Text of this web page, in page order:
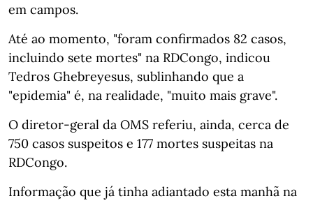
em campos.
Até ao momento, "foram confirmados 82 casos,
incluindo sete mortes" na RDCongo, indicou
Tedros Ghebreyesus, sublinhando que a
"epidemia" é, na realidade, "muito mais grave".
O diretor-geral da OMS referiu, ainda, cerca de
750 casos suspeitos e 177 mortes suspeitas na
RDCongo.
Informação que já tinha adiantado esta manhã na